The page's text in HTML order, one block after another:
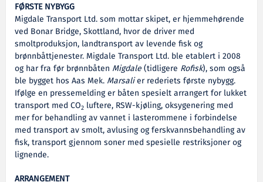
FØRSTE NYBYGG
Migdale Transport Ltd. som mottar skipet, er hjemmehørende
ved Bonar Bridge, Skottland, hvor de driver med
smoltproduksjon, landtransport av levende fisk og
brønnbåttjenester. Migdale Transport Ltd. ble etablert i 2008
og har fra før brønnbåten Migdale(tidligere Rofisk), som også
ble bygget hos Aas Mek. Marsalier rederiets første nybygg.
Ifølge en pressemelding er båten spesielt arrangert for lukket
transport med CO2 luftere, RSW-kjøling, oksygenering med
mer for behandling av vannet i lasterommene i forbindelse
med transport av smolt, avlusing og ferskvannsbehandling av
fisk, transport gjennom soner med spesielle restriksjoner og
lignende.
ARRANGEMENT